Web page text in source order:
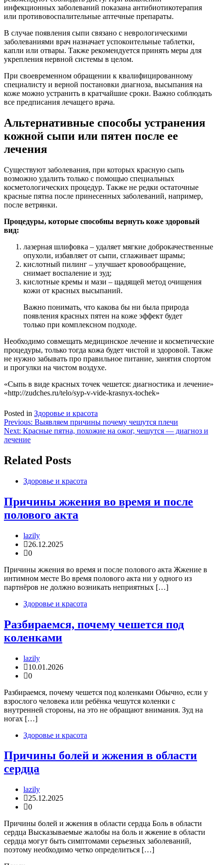
инфекционных заболеваний показана антибиотикотерапия
или противовоспалительные аптечные препараты.
В случае появления сыпи связано с неврологическими
заболеваниями врач назначает успокоительные таблетки,
капли или отвары. Также рекомендуется принять меры для
укрепления нервной системы в целом.
При своевременном обращении к квалифицированному
специалисту и верной постановки диагноза, высыпания на
коже можно устранить в кратчайшие сроки. Важно соблюдать
все предписания лечащего врача.
Альтернативные способы устранения
кожной сыпи или пятен после ее
лечения
Существуют заболевания, при которых красную сыпь
возможно удалить только с помощью специальных
косметологических процедур. Также не редки остаточные
красные пятна после принесенных заболеваний, например,
после ветрянки.
Процедуры, которые способны вернуть коже здоровый
вид:
лазерная шлифовка – удаляет мягкие доброкачественные
опухоли, избавляет от сыпи, сглаживает шрамы;
кислотный пилинг – улучшает кровообращение,
снимает воспаление и зуд;
кислотные кремы и мази – щадящей метод очищения
кожи от красных высыпаний.
Важно понимать, что какова бы ни была природа
появления красных пятен на коже эффект будет
только при комплексном подходе.
Необходимо совмещать медицинское лечение и косметические
процедуры, только тогда кожа будет чистой и здоровой. Также
не нужно забывать про правильное питание, занятия спортом
и прогулки на чистом воздухе.
«Сыпь в виде красных точек чешется: диагностика и лечение»
«http://zudches.ru/telo/syp-v-vide-krasnyx-tochek»
Posted in Здоровье и красота
Навигация
по
Previous: Выявляем причины почему чешутся плечи
Next: Красные пятна, похожие на ожог, чешутся — диагноз и
лечение
Related Posts
Здоровье и красота
Причины жжения во время и после
полового акта
lazily
26.12.2025
0
Причины жжения во время и после полового акта Жжение в
интимном месте Во время полового акта ни у одного из
партнёров не должно возникать неприятных […]
Здоровье и красота
Разбираемся, почему чешется под
коленками
lazily
10.01.2026
0
Разбираемся, почему чешется под коленками Обычно, если у
взрослого человека или ребёнка чешутся коленки с
внутренней стороны, на это не обращают внимания. Зуд на
ногах […]
Здоровье и красота
Причины болей и жжения в области
сердца
lazily
25.12.2025
0
Причины болей и жжения в области сердца Боль в области
сердца Высказываемые жалобы на боль и жжение в области
сердца могут быть симптомами серьезных заболеваний,
поэтому необходимо четко определиться […]